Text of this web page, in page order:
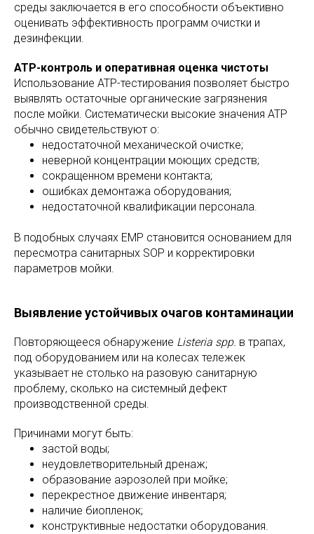
среды заключается в его способности объективно
оценивать эффективность программ очистки и
дезинфекции.
ATP-контроль и оперативная оценка чистоты
Использование ATP-тестирования позволяет быстро
выявлять остаточные органические загрязнения
после мойки. Систематически высокие значения ATP
обычно свидетельствуют о:
недостаточной механической очистке;
неверной концентрации моющих средств;
сокращенном времени контакта;
ошибках демонтажа оборудования;
недостаточной квалификации персонала.
В подобных случаях EMP становится основанием для
пересмотра санитарных SOP и корректировки
параметров мойки.
Выявление устойчивых очагов контаминации
Повторяющееся обнаружение Listeria spp. в трапах,
под оборудованием или на колесах тележек
указывает не столько на разовую санитарную
проблему, сколько на системный дефект
производственной среды.
Причинами могут быть:
застой воды;
неудовлетворительный дренаж;
образование аэрозолей при мойке;
перекрестное движение инвентаря;
наличие биопленок;
конструктивные недостатки оборудования.